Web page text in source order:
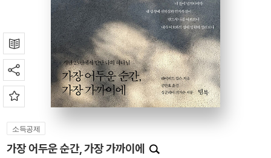
소득공제
가장 어두운 순간, 가장 가까이에